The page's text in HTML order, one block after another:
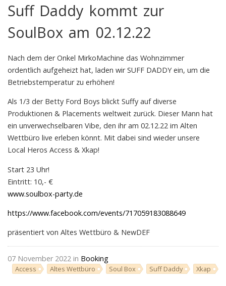
Suff Daddy kommt zur
SoulBox am 02.12.22
Nach dem der Onkel MirkoMachine das Wohnzimmer
ordentlich aufgeheizt hat, laden wir SUFF DADDY ein, um die
Betriebstemperatur zu erhöhen!
Als 1/3 der Betty Ford Boys blickt Suffy auf diverse
Produktionen & Placements weltweit zurück. Dieser Mann hat
ein unverwechselbaren Vibe, den ihr am 02.12.22 im Alten
Wettbüro live erleben könnt. Mit dabei sind wieder unsere
Local Heros Access & Xkap!
Start 23 Uhr!
Eintritt: 10,- €
www.soulbox-party.de
https://www.facebook.com/events/717059183088649
präsentiert von Altes Wettbüro & NewDEF
07 November 2022 in Booking
Access Altes Wettbüro Soul Box Suff Daddy Xkap